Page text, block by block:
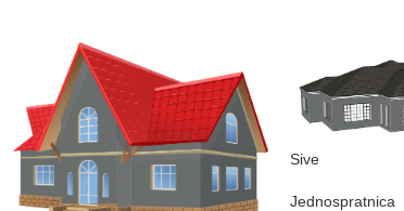
Sive
Jednospratnica